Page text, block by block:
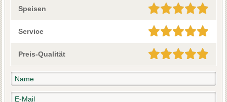
Speisen
Service
Preis-Qualität